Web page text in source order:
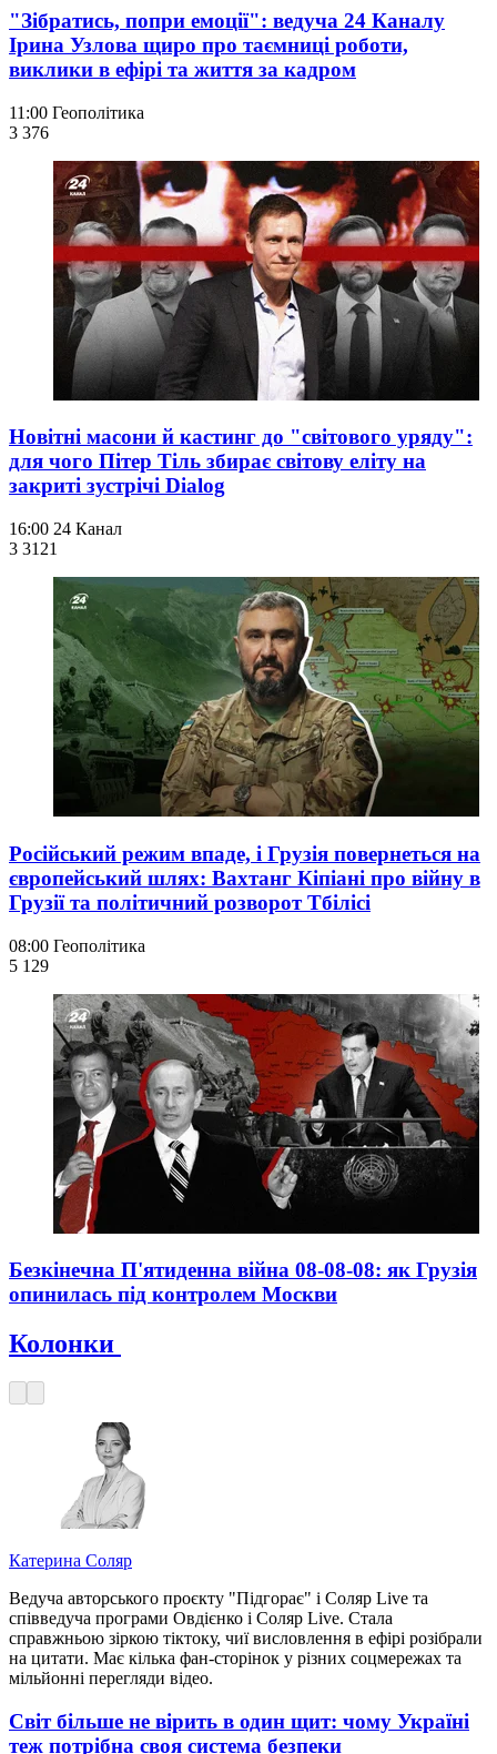
"Зібратись, попри емоції": ведуча 24 Каналу
Ірина Узлова щиро про таємниці роботи,
виклики в ефірі та життя за кадром
11:00 Геополітика
3 376
Новітні масони й кастинг до "світового уряду":
для чого Пітер Тіль збирає світову еліту на
закриті зустрічі Dialog
16:00 24 Канал
3 3121
Російський режим впаде, і Грузія повернеться на
європейський шлях: Вахтанг Кіпіані про війну в
Грузії та політичний розворот Тбілісі
08:00 Геополітика
5 129
Безкінечна П'ятиденна війна 08-08-08: як Грузія
опинилась під контролем Москви
Колонки
Катерина Соляр
Ведуча авторського проєкту "Підгорає" і Соляр Live та
співведуча програми Овдієнко і Соляр Live. Стала
справжньою зіркою тіктоку, чиї висловлення в ефірі розібрали
на цитати. Має кілька фан-сторінок у різних соцмережах та
мільйонні перегляди відео.
Світ більше не вірить в один щит: чому Україні
теж потрібна своя система безпеки